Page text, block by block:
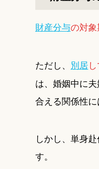
財産分与の対
ただし、 別居
は、婚姻中に
合える関係性に
しかし、単身
す。